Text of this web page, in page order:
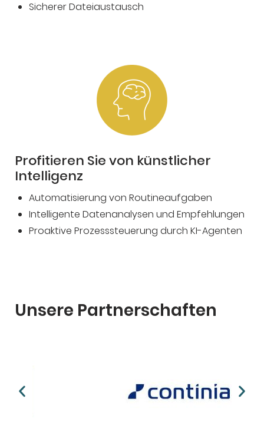
Sicherer Dateiaustausch
Profitieren Sie von künstlicher
Intelligenz
Automatisierung von Routineaufgaben
Intelligente Datenanalysen und Empfehlungen
Proaktive Prozesssteuerung durch KI-Agenten
Unsere Partnerschaften